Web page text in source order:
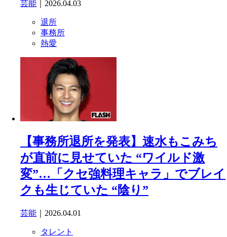
芸能 ｜2026.04.03
退所
事務所
熱愛
【事務所退所を発表】速水もこみち
が直前に見せていた “ワイルド激
変”…「クセ強料理キャラ」でブレイ
クも生じていた “陰り”
芸能 ｜2026.04.01
タレント